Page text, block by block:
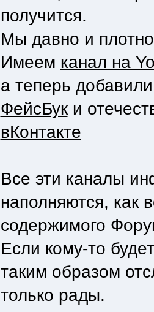
получится.
Мы давно и
Имеем канал на
а теперь
ФейсБуки
вКонтакте
Все эти каналы
наполняются, как
содержимого
Если кому-то
таким образом
только рады.